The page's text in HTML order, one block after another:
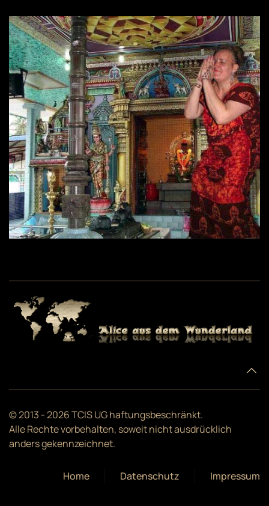
© 2013 -2026TCIS UG haftungsbeschränkt.
Alle Rechte vorbehalten, soweit nicht ausdrücklich
anders gekennzeichnet.
Home Datenschutz Impressum